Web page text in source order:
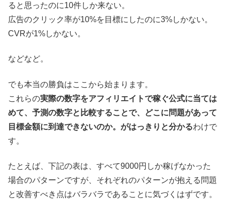
ると思ったのに10件しか来ない。
広告のクリック率が10%を目標にしたのに3%しかない。
CVRが1%しかない。
などなど。
でも本当の勝負はここから始まります。
これらの実際の数字をアフィリエイトで稼ぐ公式に当ては
めて、予測の数字と比較することで、どこに問題があって
目標金額に到達できないのか。がはっきりと分かるわけで
す。
たとえば、下記の表は、すべて9000円しか稼げなかった
場合のパターンですが、それぞれのパターンが抱える問題
と改善すべき点はバラバラであることに気づくはずです。